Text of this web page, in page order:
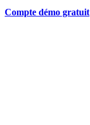
Compte démo gratuit